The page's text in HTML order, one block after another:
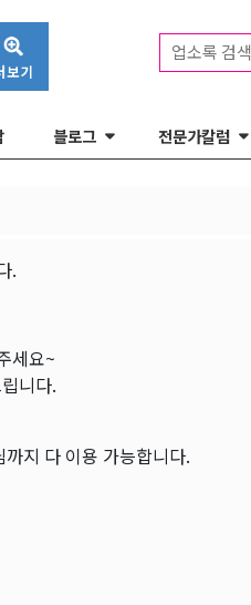
업소록 검색
블로그 전문가칼럼
.
세요~
니다.
지 다 이용 가능합니다.